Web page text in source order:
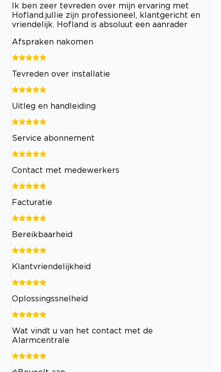
Ik ben zeer tevreden over mijn ervaring met
Hofland.jullie zijn professioneel, klantgericht en
vriendelijk. Hofland is absoluut een aanrader
Afspraken nakomen
Tevreden over installatie
Uitleg en handleiding
Service abonnement
Contact met medewerkers
Facturatie
Bereikbaarheid
Klantvriendelijkheid
Oplossingssnelheid
Wat vindt u van het contact met de
Alarmcentrale